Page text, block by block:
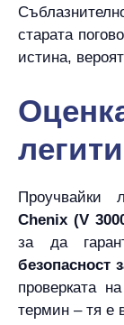
старата
истина,
Проучвайки
Chenix (V
за да
безопасност
проверката
термин – тя е